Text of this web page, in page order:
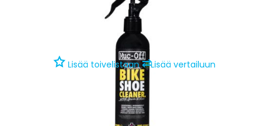
Lisää toivelistaan⇄Lisää vertailuun